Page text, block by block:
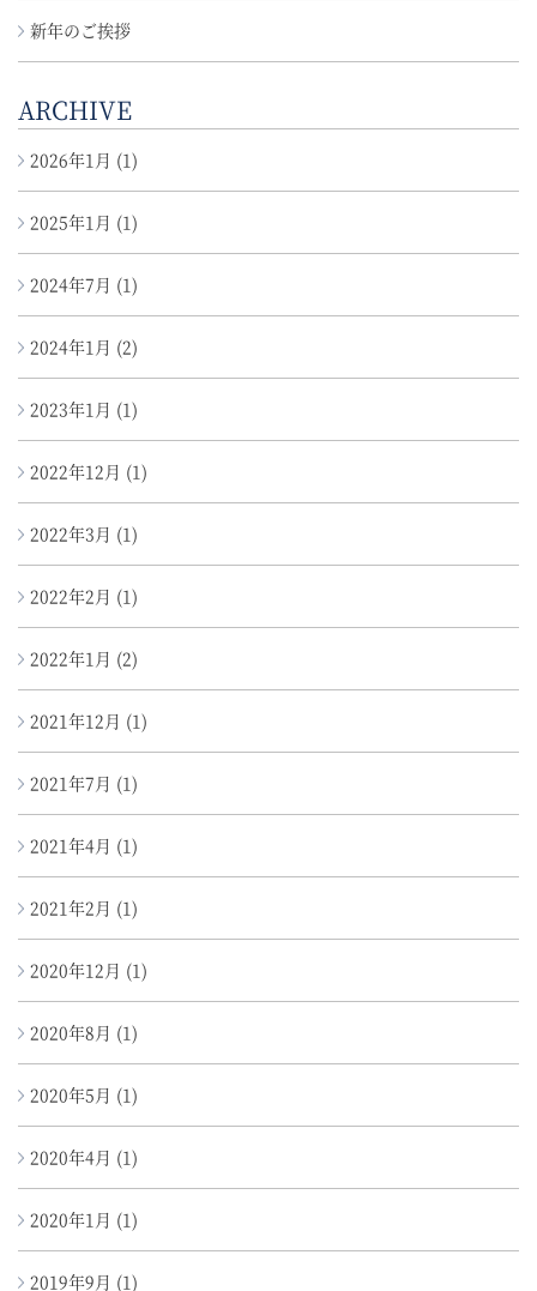
新年のご挨拶
ARCHIVE
2026年1月 (1)
2025年1月 (1)
2024年7月 (1)
2024年1月 (2)
2023年1月 (1)
2022年12月 (1)
2022年3月 (1)
2022年2月 (1)
2022年1月 (2)
2021年12月 (1)
2021年7月 (1)
2021年4月 (1)
2021年2月 (1)
2020年12月 (1)
2020年8月 (1)
2020年5月 (1)
2020年4月 (1)
2020年1月 (1)
2019年9月 (1)